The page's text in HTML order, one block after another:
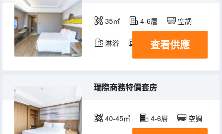
35㎡ 4-6層 空調
淋浴 電視機
查看供應
瑞際商務特價套房
40-45㎡ 4-6層 空調